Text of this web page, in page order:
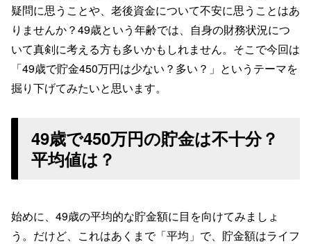
疑問に思うことや、老後資金について不安に思うことはあ
りませんか？49歳という年齢では、自身の財務状況につ
いて真剣に考える方も多いかもしれません。そこで今回は
「49歳で貯金450万円は少ない？多い？」というテーマを
掘り下げてみたいと思います。
49歳で450万円の貯金は不十分？
平均値は？
始めに、49歳の平均的な貯金額に目を向けてみましょ
う。だけど、これはあくまで「平均」で、貯金額はライフ